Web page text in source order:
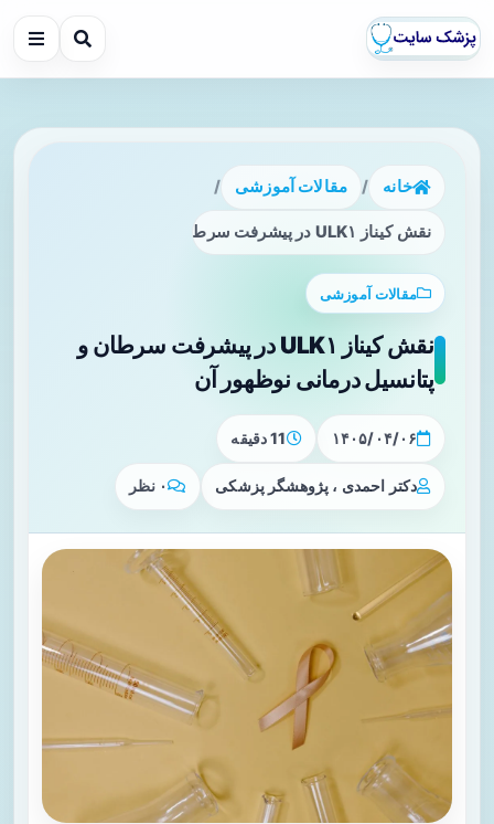
خانه / مقالات آموزشی /
نقش کیناز ULK۱ در پیشرفت سرطان و پتانسیل درمانی نوظهور آن
مقالات آموزشی
نقش کیناز ULK۱ در پیشرفت سرطان و
پتانسیل درمانی نوظهور آن
۱۴۰۵/۰۴/۰۶ 11 دقیقه
دکتر احمدی ، پژوهشگر پزشکی ۰ نظر